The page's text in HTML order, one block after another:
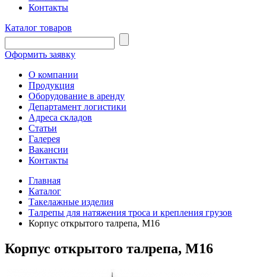
Контакты
Каталог товаров
Оформить заявку
О компании
Продукция
Оборудование в аренду
Департамент логистики
Адреса складов
Статьи
Галерея
Вакансии
Контакты
Главная
Каталог
Такелажные изделия
Талрепы для натяжения троса и крепления грузов
Корпус открытого талрепа, M16
Корпус открытого талрепа, M16